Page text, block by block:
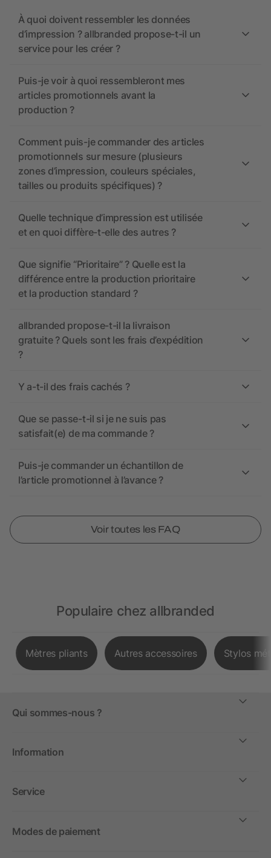
À quoi doivent ressembler les données
d’impression ? allbranded propose-t-il un
service pour les créer ?
Puis-je voir à quoi ressembleront mes
articles promotionnels avant la
production ?
Comment puis-je commander des articles
promotionnels sur mesure (plusieurs
zones d’impression, couleurs spéciales,
tailles ou produits spécifiques) ?
Quelle technique d’impression est utilisée
et en quoi diffère-t-elle des autres ?
Que signifie “Prioritaire” ? Quelle est la
différence entre la production prioritaire
et la production standard ?
allbranded propose-t-il la livraison
gratuite ? Quels sont les frais d’expédition
?
Y a-t-il des frais cachés ?
Que se passe-t-il si je ne suis pas
satisfait(e) de ma commande ?
Puis-je commander un échantillon de
l’article promotionnel à l’avance ?
Voir toutes les FAQ
Populaire chez allbranded
Mètres pliants Autres accessoires Stylos
Qui sommes-nous ?
Information
Service
Modes de paiement